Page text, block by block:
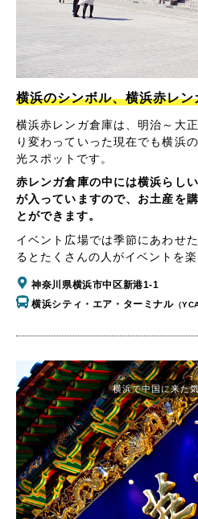
横浜のシンボル、横浜赤レン
横浜赤レンガ倉庫は、明治～大
り変わっていった現在でも横浜
光スポットです。
赤レンガ倉庫の中には横浜らし
が入っていますので、お土産を
とができます。
イベント広場では季節にあわせ
るとたくさんの人がイベントを
神奈川県横浜市中区新港1-1
横浜シティ・エア・ターミナル（
横浜で中国に来た